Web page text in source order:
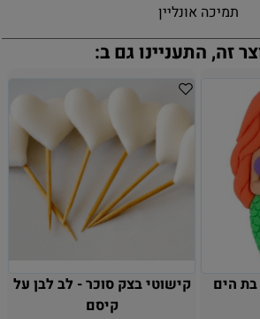
תמיכה אונליין
זה, התעניינו גם ב:
הים
קישוטי בצק סוכר - לב לבן על
קיסם